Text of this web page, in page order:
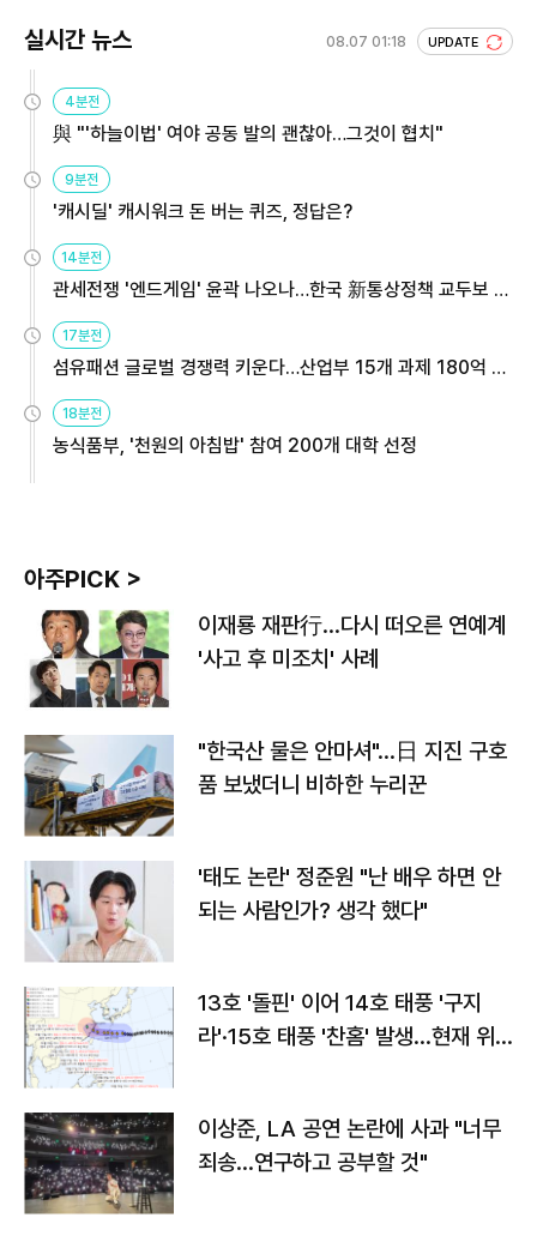
실시간 뉴스 08.07 01:18 UPDATE
4분전
與 "'하늘이법' 여야 공동 발의 괜찮아…그것이 협치"
9분전
'캐시딜' 캐시워크 돈 버는 퀴즈, 정답은?
14분전
관세전쟁 '엔드게임' 윤곽 나오나…한국 新통상정책 교두보 활
용해야
17분전
섬유패션 글로벌 경쟁력 키운다…산업부 15개 과제 180억 지
원
18분전
농식품부, '천원의 아침밥' 참여 200개 대학 선정
아주PICK >
이재룡 재판行…다시 떠오른 연예계
'사고 후 미조치' 사례
"한국산 물은 안마셔"…日 지진 구호
품 보냈더니 비하한 누리꾼
'태도 논란' 정준원 "난 배우 하면 안
되는 사람인가? 생각 했다"
13호 '돌핀' 이어 14호 태풍 '구지
라'·15호 태풍 '찬홈' 발생…현재 위
이상준, LA 공연 논란에 사과 "너무
죄송…연구하고 공부할 것"